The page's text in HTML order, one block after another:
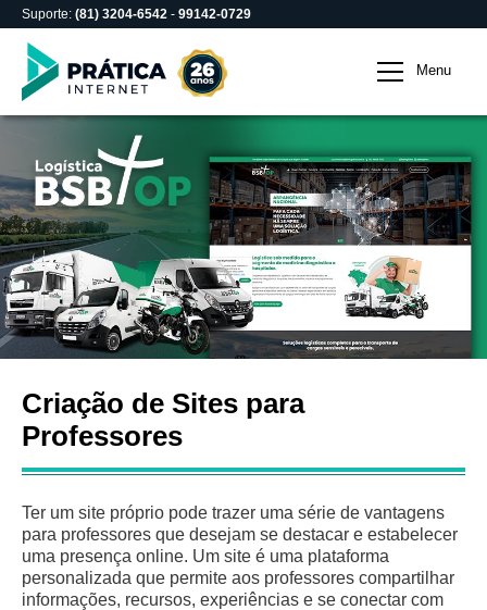
Suporte: (81) 3204-6542 - 99142-0729
Criação de Sites para
Menu
Criação de Sites para
Professores
Ter um site próprio pode trazer uma série de vantagens
para professores que desejam se destacar e estabelecer
uma presença online. Um site é uma plataforma
personalizada que permite aos professores compartilhar
informações, recursos, experiências e se conectar com